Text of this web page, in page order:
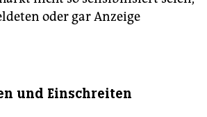
oder gar Anzeige
und Einschreiten